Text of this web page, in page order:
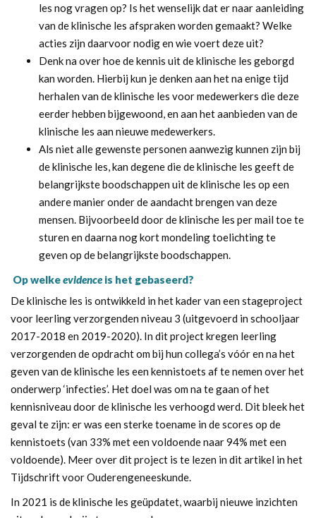
les nog vragen op? Is het wenselijk dat er naar aanleiding
van de klinische les afspraken worden gemaakt? Welke
acties zijn daarvoor nodig en wie voert deze uit?
Denk na over hoe de kennis uit de klinische les geborgd
kan worden. Hierbij kun je denken aan het na enige tijd
herhalen van de klinische les voor medewerkers die deze
eerder hebben bijgewoond, en aan het aanbieden van de
klinische les aan nieuwe medewerkers.
Als niet alle gewenste personen aanwezig kunnen zijn bij
de klinische les, kan degene die de klinische les geeft de
belangrijkste boodschappen uit de klinische les op een
andere manier onder de aandacht brengen van deze
mensen. Bijvoorbeeld door de klinische les per mail toe te
sturen en daarna nog kort mondeling toelichting te
geven op de belangrijkste boodschappen.
Op welkeevidence is het gebaseerd?
De klinische les is ontwikkeld in het kader van een stageproject
voor leerling verzorgenden niveau 3 (uitgevoerd in schooljaar
2017-2018 en 2019-2020). In dit project kregen leerling
verzorgenden de opdracht om bij hun collega’s vóór en na het
geven van de klinische les een kennistoets af te nemen over het
onderwerp ‘infecties’. Het doel was om na te gaan of het
kennisniveau door de klinische les verhoogd werd. Dit bleek het
geval te zijn: er was een sterke toename in de scores op de
kennistoets (van 33% met een voldoende naar 94% met een
voldoende). Meer over dit project is te lezen in dit artikel in het
Tijdschrift voor Ouderengeneeskunde.
In 2021 is de klinische les geüpdatet, waarbij nieuwe inzichten